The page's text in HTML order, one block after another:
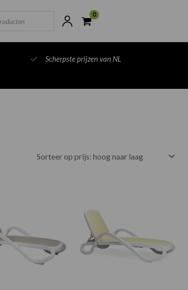
Scherpste prijzen van NL